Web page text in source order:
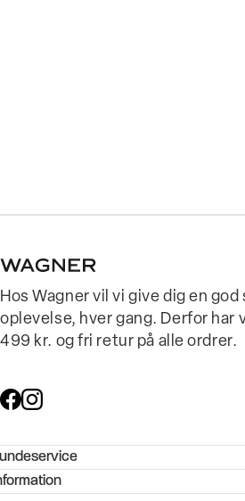
Hos Wagner vil vi give dig en
oplevelse, hver gang. Derfor har
499 kr. og fri retur på alle ordrer.
- Hjælpecenter